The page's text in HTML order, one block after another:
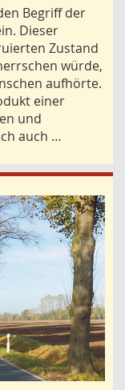
Begriff der
Dieser
Zustand
würde,
aufhörte.
einer
und
auch …